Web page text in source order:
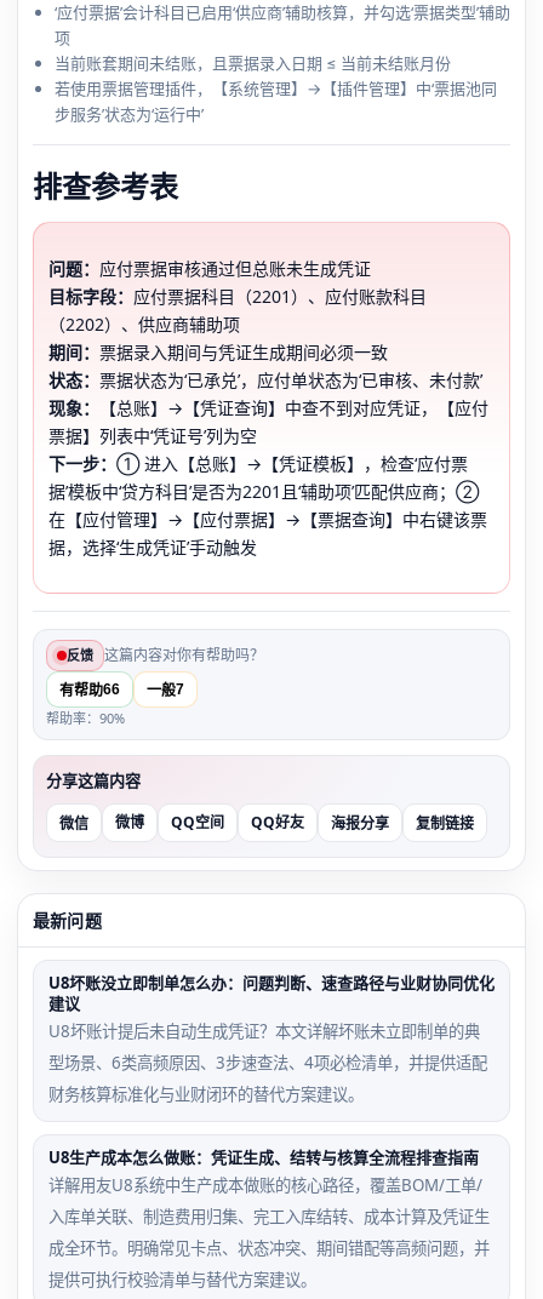
‘应付票据’会计科目已启用‘供应商’辅助核算，并勾选‘票据类型’辅助
项
当前账套期间未结账，且票据录入日期 ≤ 当前未结账月份
若使用票据管理插件，【系统管理】→【插件管理】中‘票据池同
步服务’状态为‘运行中’
排查参考表
问题： 应付票据审核通过但总账未生成凭证
目标字段： 应付票据科目（2201）、应付账款科目
（2202）、供应商辅助项
期间： 票据录入期间与凭证生成期间必须一致
状态： 票据状态为‘已承兑’，应付单状态为‘已审核、未付款’
现象：
【总账】→【凭证查询】中查不到对应凭证，【应付
票据】列表中‘凭证号’列为空
下一步： ① 进入【总账】→【凭证模板】，检查‘应付票
据’模板中‘贷方科目’是否为2201且‘辅助项’匹配供应商；②
在【应付管理】→【应付票据】→【票据查询】中右键该票
据，选择‘生成凭证’手动触发
反馈 这篇内容对你有帮助吗？
有帮助66 一般7
帮助率：90%
分享这篇内容
微信 微博 QQ空间 QQ好友 海报分享 复制链接
最新问题
U8坏账没立即制单怎么办：问题判断、速查路径与业财协同优化
建议
U8坏账计提后未自动生成凭证？本文详解坏账未立即制单的典
型场景、6类高频原因、3步速查法、4项必检清单，并提供适配
财务核算标准化与业财闭环的替代方案建议。
U8生产成本怎么做账：凭证生成、结转与核算全流程排查指南
详解用友U8系统中生产成本做账的核心路径，覆盖BOM/工单/
入库单关联、制造费用归集、完工入库结转、成本计算及凭证生
成全环节。明确常见卡点、状态冲突、期间错配等高频问题，并
提供可执行校验清单与替代方案建议。